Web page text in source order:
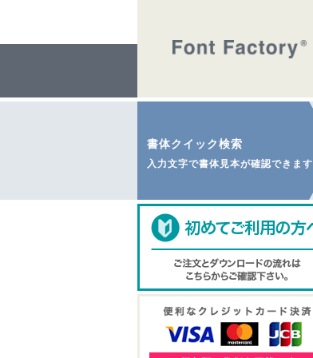
書体クイック検索
入力文字で書体見本が確認できます